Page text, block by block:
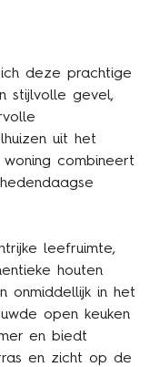
deze prachtige
stijlvolle gevel,
uit het
combineert
leefruimte,
houten
onmiddellijk in het
open keuken
en biedt
en zicht op de